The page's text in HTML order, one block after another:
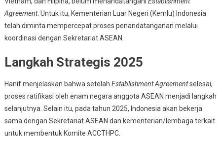
Agreement. Untuk itu, Kementerian Luar Negeri (Kemlu) Indonesia
telah diminta mempercepat proses penandatanganan melalui
koordinasi dengan Sekretariat ASEAN.
Langkah Strategis 2025
Hanif menjelaskan bahwa setelah Establishment Agreementselesai,
proses ratifikasi oleh enam negara anggota ASEAN menjadi langkah
selanjutnya. Selain itu, pada tahun 2025, Indonesia akan bekerja
sama dengan Sekretariat ASEAN dan kementerian/lembaga terkait
untuk membentuk Komite ACCTHPC.